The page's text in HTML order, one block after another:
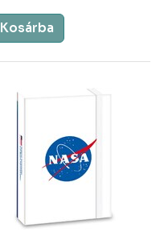
Kosárba